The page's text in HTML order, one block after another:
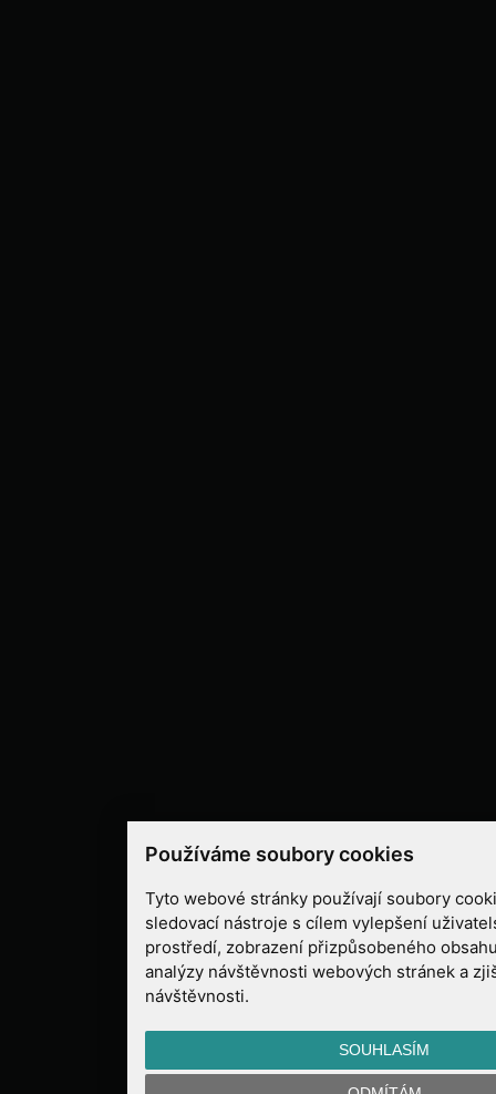
Používáme soubory cookies
Tyto webové stránky používají soubory
sledovací nástroje s cílem vylepšení
prostředí, zobrazení přizpůsobeného
analýzy návštěvnosti webových stránek a
návštěvnosti.
SOUHLASÍM